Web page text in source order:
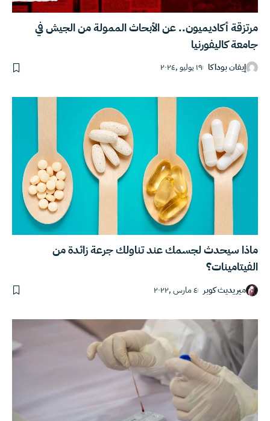
مرتزقة أكاديميون.. عن الأبحاث الممولة من الجيش في
جامعة كاليفورنيا
إيفان بوداكا ١٩ يوليو ,٢٠٢٤
ماذا سيحدث لجسمك عند تناولك جرعة زائدة من
الفيتامينات؟
ميريديث كوبر ٤ مارس ,٢٠٢٢